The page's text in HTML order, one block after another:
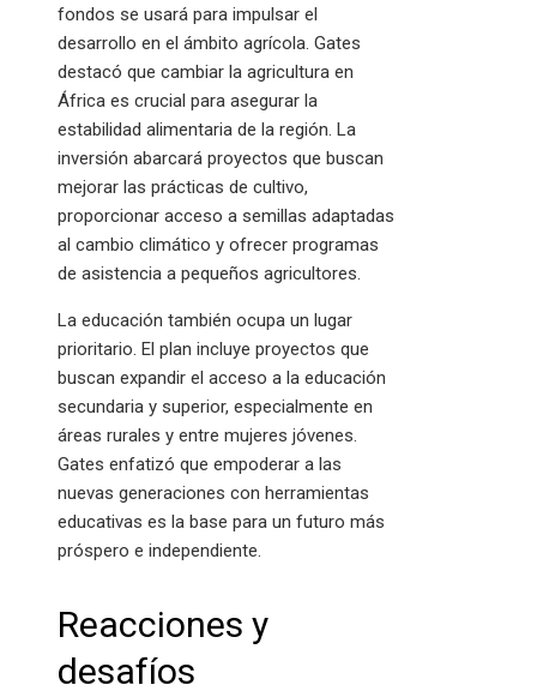
fondos se usará para impulsar el
desarrollo en el ámbito agrícola. Gates
destacó que cambiar la agricultura en
África es crucial para asegurar la
estabilidad alimentaria de la región. La
inversión abarcará proyectos que buscan
mejorar las prácticas de cultivo,
proporcionar acceso a semillas adaptadas
al cambio climático y ofrecer programas
de asistencia a pequeños agricultores.
La educación también ocupa un lugar
prioritario. El plan incluye proyectos que
buscan expandir el acceso a la educación
secundaria y superior, especialmente en
áreas rurales y entre mujeres jóvenes.
Gates enfatizó que empoderar a las
nuevas generaciones con herramientas
educativas es la base para un futuro más
próspero e independiente.
Reacciones y
desafíos